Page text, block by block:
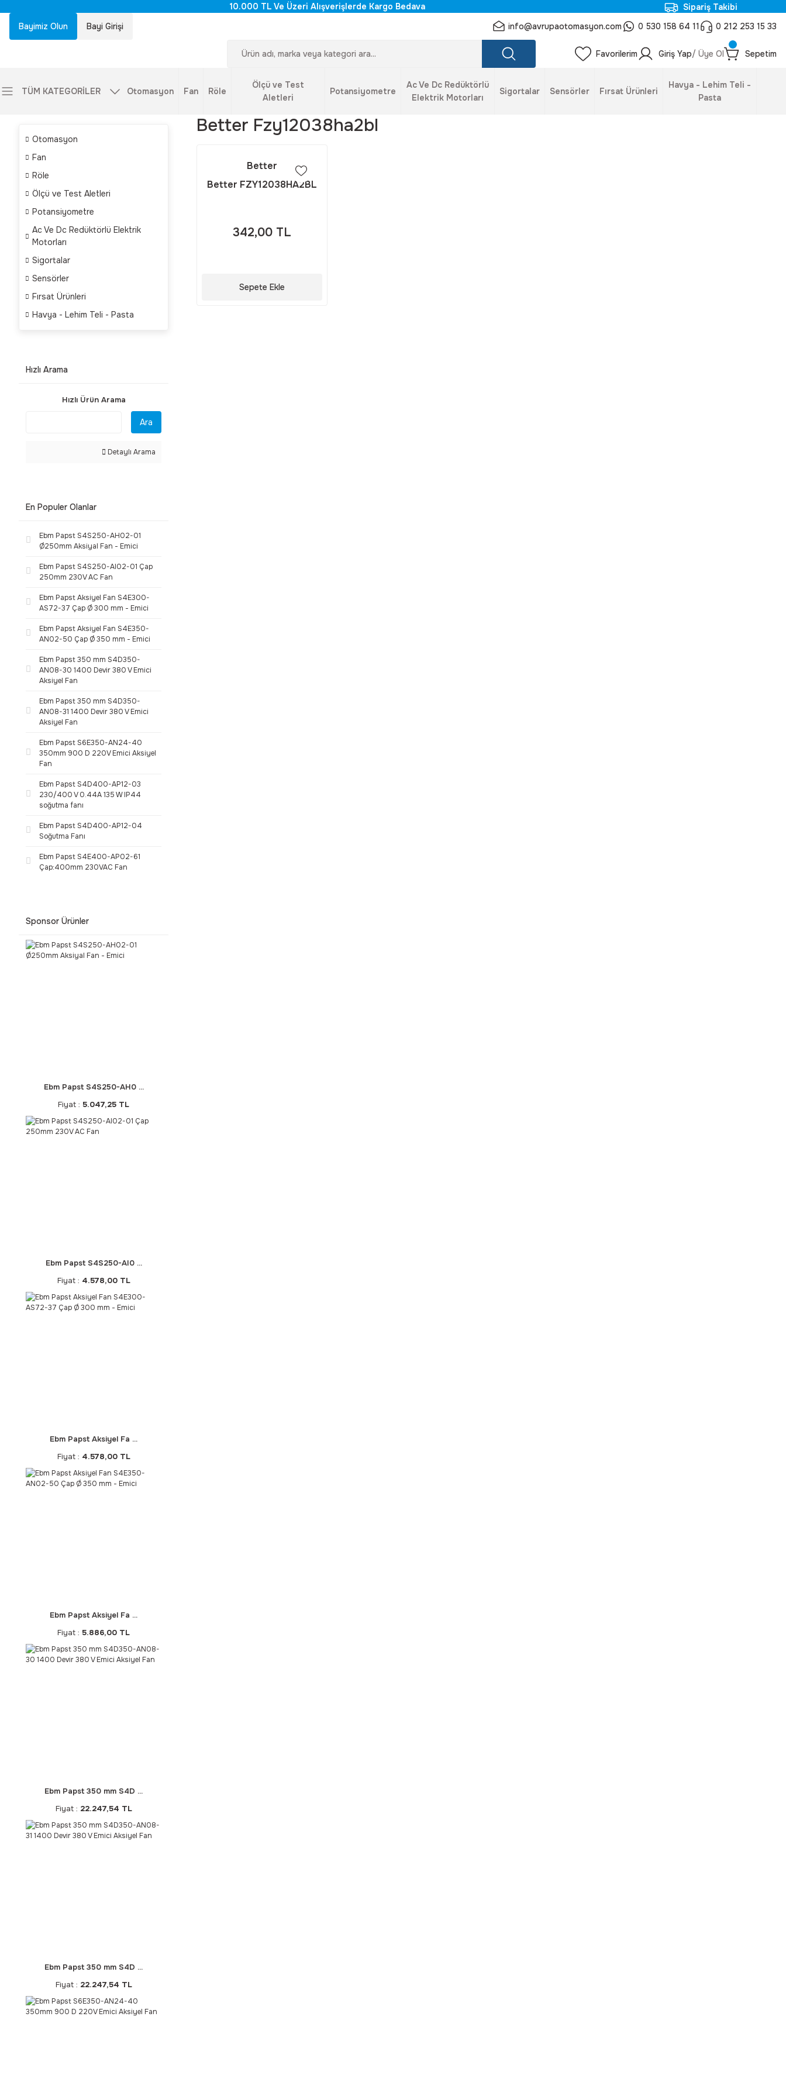
10.000 TL Ve Üzeri Alışverişlerde Kargo Bedava
Sipariş Takibi
Bayimiz Olun
Bayi Girişi info@avrupaotomasyon.com 0 530 158 64 11 0 212 253 15 33
Favorilerim Giriş Yap/ Üye Ol Sepetim
TÜM KATEGORİLER Otomasyon Fan Röle
Ölçü ve Test
Aletleri
Potansiyometre
Ac Ve Dc Redüktörlü
Elektrik Motorları
Sigortalar Sensörler Fırsat Ürünleri
Havya - Lehim Teli -
Pasta
Otomasyon
Fan
Röle
Ölçü ve Test Aletleri
Potansiyometre
Ac Ve Dc Redüktörlü Elektrik
Motorları
Sigortalar
Sensörler
Fırsat Ürünleri
Havya - Lehim Teli - Pasta
Hızlı Arama
Hızlı Ürün Arama
Ara
Detaylı Arama
En Populer Olanlar
Ebm Papst S4S250-AH02-01
Ø250mm Aksiyal Fan - Emici
Ebm Papst S4S250-AI02-01 Çap
250mm 230V AC Fan
Ebm Papst Aksiyel Fan S4E300-
AS72-37 Çap Ø 300 mm - Emici
Ebm Papst Aksiyel Fan S4E350-
AN02-50 Çap Ø 350 mm - Emici
Ebm Papst 350 mm S4D350-
AN08-30 1400 Devir 380 V Emici
Aksiyel Fan
Ebm Papst 350 mm S4D350-
AN08-31 1400 Devir 380 V Emici
Aksiyel Fan
Ebm Papst S6E350-AN24-40
350mm 900 D 220V Emici Aksiyel
Fan
Ebm Papst S4D400-AP12-03
230/400 V 0.44A 135 W IP44
soğutma fanı
Ebm Papst S4D400-AP12-04
Soğutma Fanı
Ebm Papst S4E400-AP02-61
Çap:400mm 230VAC Fan
Sponsor Ürünler
Ebm Papst S4S250-AH0 ...
Fiyat : 5.047,25 TL
Ebm Papst S4S250-AI0 ...
Fiyat : 4.578,00 TL
Ebm Papst Aksiyel Fa ...
Fiyat : 4.578,00 TL
Ebm Papst Aksiyel Fa ...
Fiyat : 5.886,00 TL
Ebm Papst 350 mm S4D ...
Fiyat : 22.247,54 TL
Ebm Papst 350 mm S4D ...
Fiyat : 22.247,54 TL
Better Fzy12038ha2bl
Better
Better FZY12038HA2BL
342,00 TL
Sepete Ekle